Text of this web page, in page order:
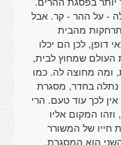
- על ההר - קר. אבל
מהבית
דופן, לכן הם יכלו
העולם שמחוץ לבית,
ומה מחוצה לה. כמו
נתלה בחדר, מסגרת
לכך עוד טעם. הרי
המקום אליו
חייו של המשורר
הוא המסגרת.